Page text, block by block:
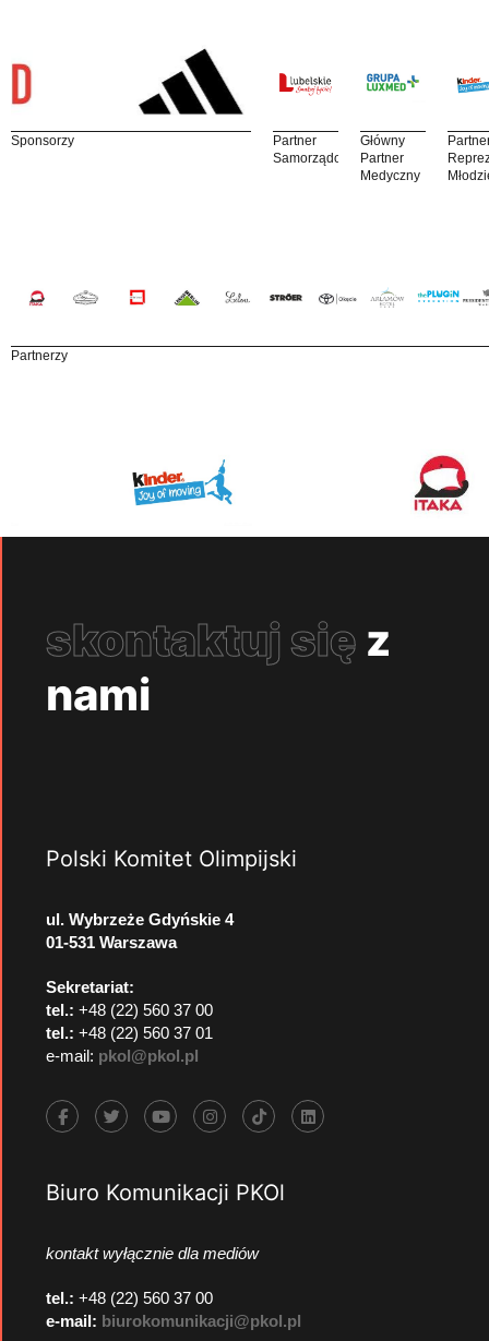
Sponsorzy
Partner
Samorządowy
Główny
Partner
Medyczny
Partnerzy
skontaktuj się z
nami
Polski Komitet Olimpijski
ul. Wybrzeże Gdyńskie 4
01-531 Warszawa
Sekretariat:
tel.: +48 (22) 560 37 00
tel.: +48 (22) 560 37 01
e-mail: pkol@pkol.pl
Biuro Komunikacji PKOl
kontakt wyłącznie dla mediów
tel.: +48 (22) 560 37 00
e-mail: biurokomunikacji@pkol.pl